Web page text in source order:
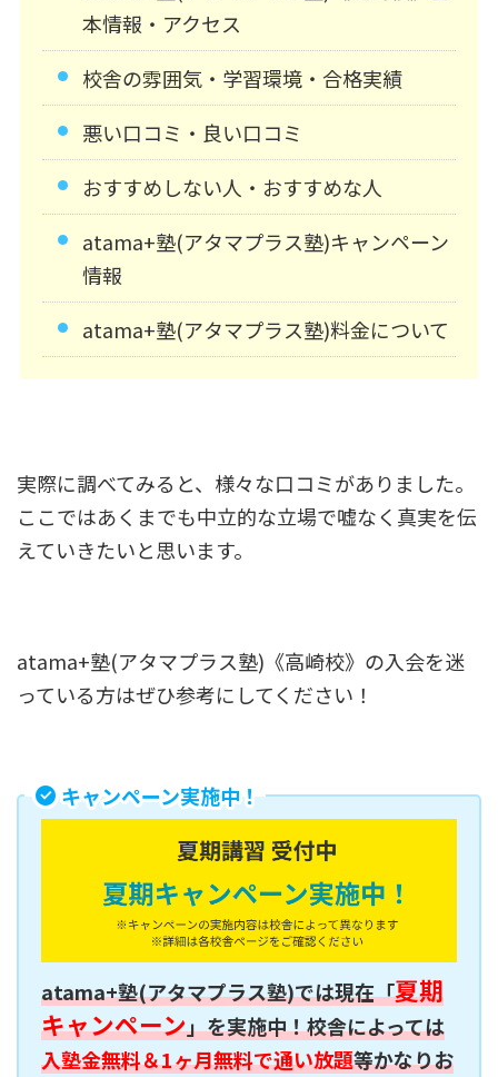
本情報・アクセス
校舎の雰囲気・学習環境・合格実績
悪い口コミ・良い口コミ
おすすめしない人・おすすめな人
atama+塾(アタマプラス塾)キャンペーン
情報
atama+塾(アタマプラス塾)料金について
実際に調べてみると、様々な口コミがありました。
ここではあくまでも中立的な立場で嘘なく真実を伝
えていきたいと思います。
atama+塾(アタマプラス塾)《高崎校》の入会を迷
っている方はぜひ参考にしてください！
キャンペーン実施中！
atama+塾(アタマプラス塾)では現在「夏期
キャンペーン」を実施中！校舎によっては
入塾金無料＆1ヶ月無料で通い放題等かなりお